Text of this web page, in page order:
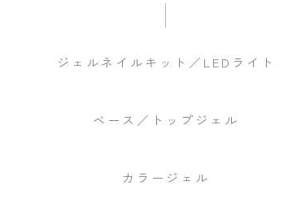
ジェルネイルキット／LEDライト
ベース／トップジェル
カラージェル